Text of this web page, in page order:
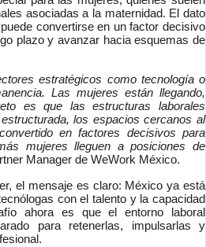
asociadas a la maternidad. El dato
convertirse en un factor decisivo
plazo y avanzar hacia esquemas de
estratégicos como tecnología o
Las mujeres están llegando,
es que las estructuras laborales
los espacios cercanos al
en factores decisivos para
mujeres lleguen a posiciones de
Manager de WeWork México.
el mensaje es claro: México ya está
con el talento y la capacidad
ahora es que el entorno laboral
para retenerlas, impulsarlas y